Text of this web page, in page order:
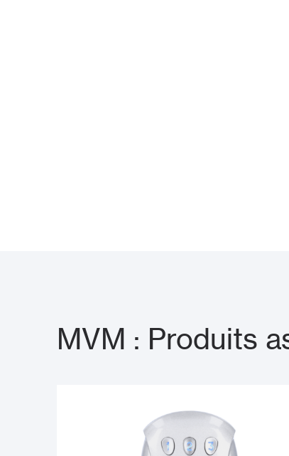
MVM : Produits